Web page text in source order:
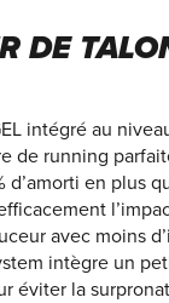
DE
intégré au
de running
d’amorti en plus
avec moins
intègre un
éviter la